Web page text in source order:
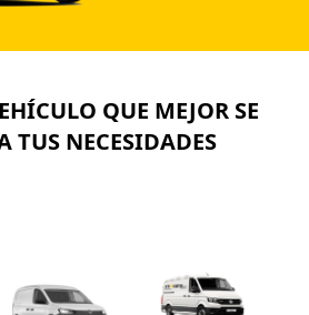
QUE MEJOR SE
TUS NECESIDADES